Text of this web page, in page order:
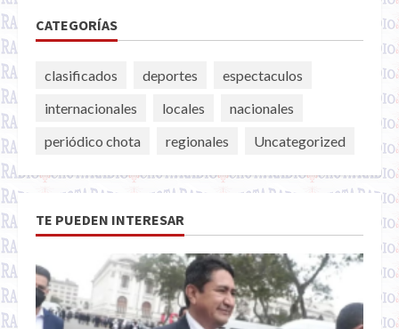
CATEGORÍAS
clasificados deportes
espectaculos
internacionales
locales
nacionales
periódico chota
regionales Uncategorized
TE PUEDEN INTERESAR